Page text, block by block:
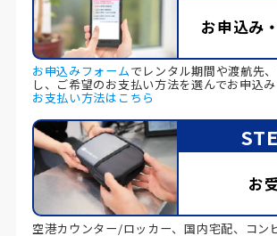
お申込み
お申込みフォームでレンタル期間や渡航先
し、ご希望のお支払い方法を選んでお申込み
お支払い方法はこちら
お
空港カウンター/ロッカー、国内宅配、コン